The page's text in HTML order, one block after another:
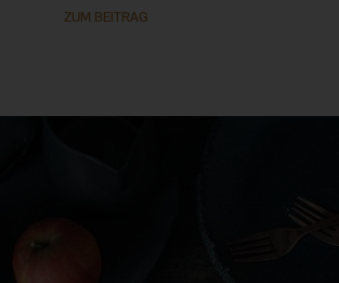
ZUM BEITRAG